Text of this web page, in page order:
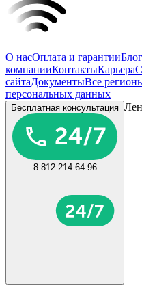
О насОплата и гарантииБлог
компанииКонтактыКарьера
сайтаДокументыВсе
персональных данных
Бесплатная консультация
8 812 214 64 96